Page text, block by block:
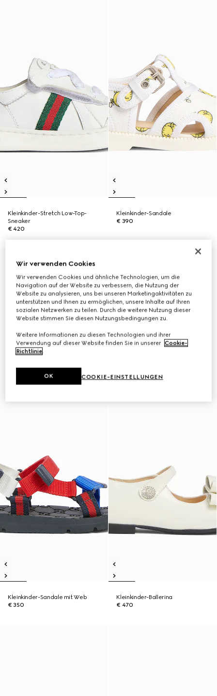
Kleinkinder-Stretch Low-Top-
Sneaker
€ 420
Kleinkinder-Sandale
€ 390
Kleinkinder-Sandale mit Web
€ 350
Kleinkinder-Ballerina
€ 470
Wir verwenden Cookies
Wir verwenden Cookies und ähnliche Technologien, um die
Navigation auf der Website zu verbessern, die Nutzung der
Website zu analysieren, uns bei unseren Marketingaktivitäten zu
unterstützen und Ihnen zu ermöglichen, unsere Inhalte auf Ihren
sozialen Netzwerken zu teilen. Durch die weitere Nutzung dieser
Website stimmen Sie diesen Nutzungsbedingungen zu.
Weitere Informationen zu diesen Technologien und ihrer
Verwendung auf dieser Website finden Sie in unserer Cookie-
Richtlinie.
COOKIE-EINSTELLUNGEN
OK